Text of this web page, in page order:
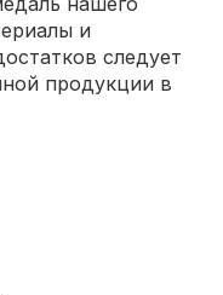
и
следует
продукции в